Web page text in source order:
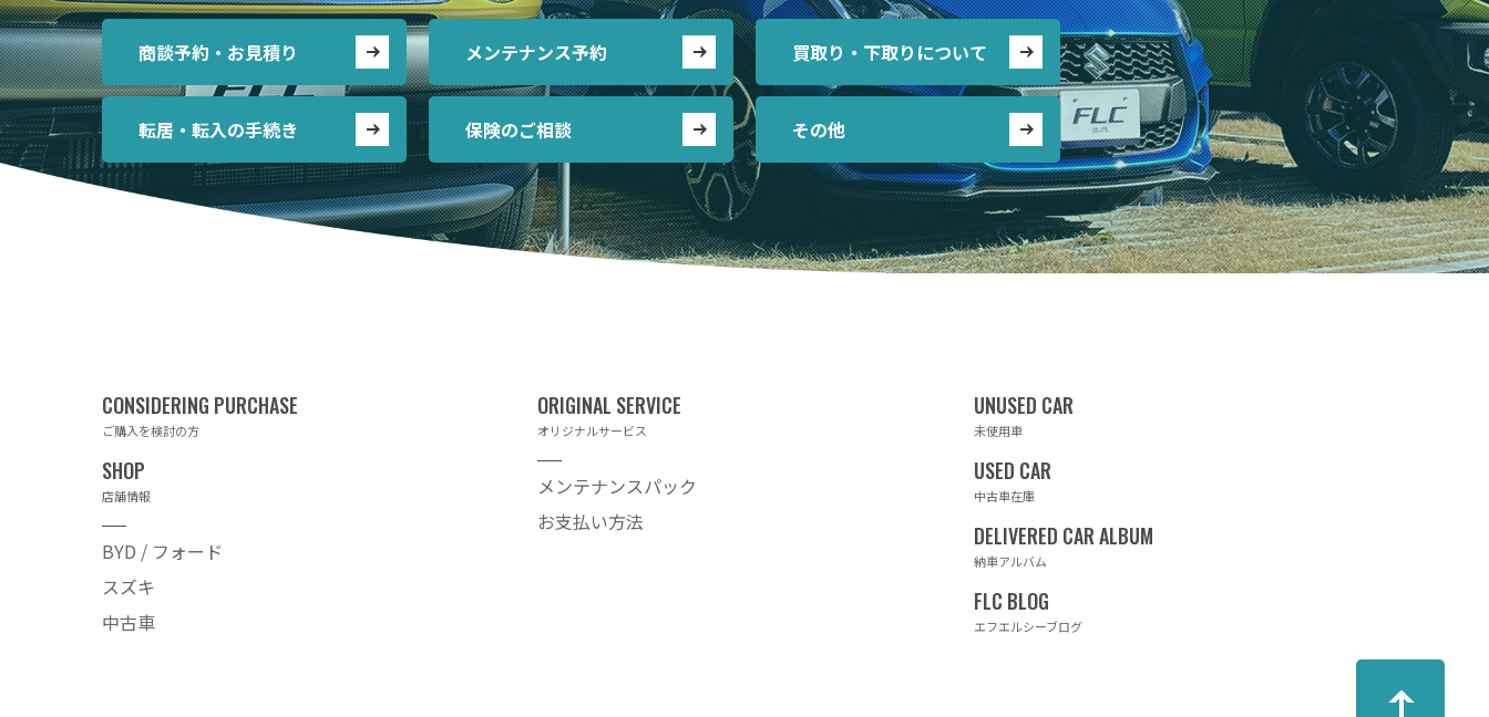
商談予約・お見積り メンテナンス予約 買取り・下取りについて
転居・転入の手続き 保険のご相談 その他
ご購入を検討の方
店舗情報
BYD / フォード
スズキ
中古車
オリジナルサービス
メンテナンスパック
お支払い方法
未使用車
中古車在庫
納車アルバム
エフエルシーブログ